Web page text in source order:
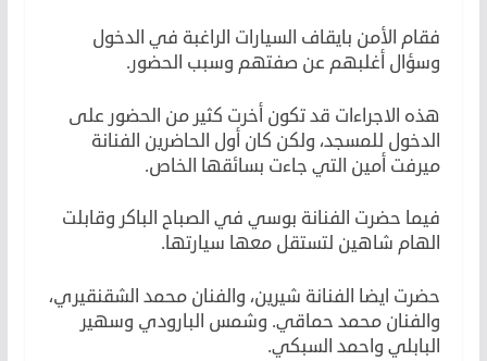
فقام الأمن بايقاف السيارات الراغبة في الدخول
وسؤال أغلبهم عن صفتهم وسبب الحضور.
هذه الاجراءات قد تكون أخرت كثير من الحضور على
الدخول للمسجد، ولكن كان أول الحاضرين الفنانة
ميرفت أمين التي جاءت بسائقها الخاص.
فيما حضرت الفنانة بوسي في الصباح الباكر وقابلت
الهام شاهين لتستقل معها سيارتها.
حضرت ايضا الفنانة شيرين، والفنان محمد الشقنقيري،
والفنان محمد حماقي. وشمس البارودي وسهير
البابلي واحمد السبكي.